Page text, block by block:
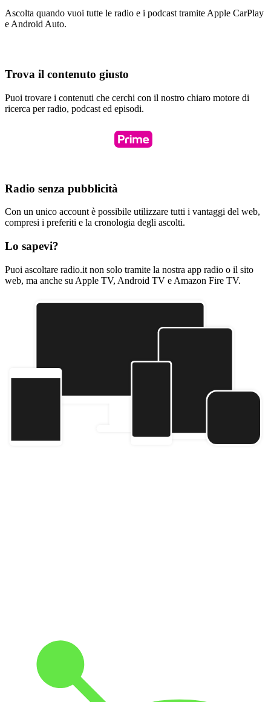
Ascolta quando vuoi tutte le radio e i podcast tramite Apple CarPlay
e Android Auto.
Trova il contenuto giusto
Puoi trovare i contenuti che cerchi con il nostro chiaro motore di
ricerca per radio, podcast ed episodi.
Radio senza pubblicità
Con un unico account è possibile utilizzare tutti i vantaggi del web,
compresi i preferiti e la cronologia degli ascolti.
Lo sapevi?
Puoi ascoltare radio.it non solo tramite la nostra app radio o il sito
web, ma anche su Apple TV, Android TV e Amazon Fire TV.